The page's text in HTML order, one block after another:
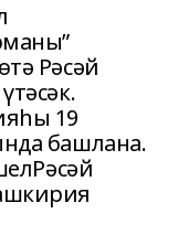
Рәсәй
19
башлана.